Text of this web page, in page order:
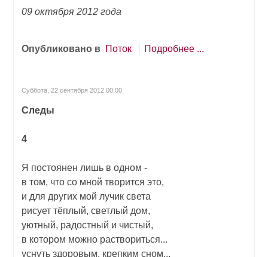
09 октября 2012 года
Опубликовано в Поток Подробнее ...
Суббота, 22 сентября 2012 00:00
Следы
4
Я постоянен лишь в одном -
в том, что со мной творится это,
и для других мой лучик света
рисует тёплый, светлый дом,
уютный, радостный и чистый,
в котором можно раствориться...
уснуть здоровым, крепким сном...